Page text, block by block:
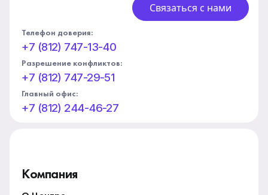
Связаться с нами
Телефон доверия:
+7 (812) 747-13-40
Разрешение конфликтов:
+7 (812) 747-29-51
Главный офис:
+7 (812) 244-46-27
Компания